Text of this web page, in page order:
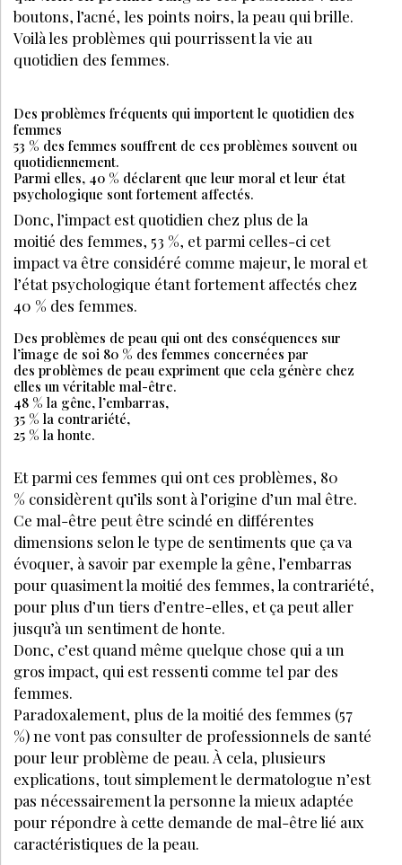
boutons, l’acné, les points noirs, la peau qui brille.
Voilà les problèmes qui pourrissent la vie au
quotidien des femmes.
Des problèmes fréquents qui importent le quotidien des
femmes
53 % des femmes souffrent de ces problèmes souvent ou
quotidiennement.
Parmi elles, 40 % déclarent que leur moral et leur état
psychologique sont fortement affectés.
Donc, l’impact est quotidien chez plus de la
moitié des femmes, 53 %, et parmi celles-ci cet
impact va être considéré comme majeur, le moral et
l’état psychologique étant fortement affectés chez
40 % des femmes.
Des problèmes de peau qui ont des conséquences sur
l’image de soi 80 % des femmes concernées par
des problèmes de peau expriment que cela génère chez
elles un véritable mal-être.
48 % la gêne, l’embarras,
35 % la contrariété,
25 % la honte.
Et parmi ces femmes qui ont ces problèmes, 80
% considèrent qu’ils sont à l’origine d’un mal être.
Ce mal-être peut être scindé en différentes
dimensions selon le type de sentiments que ça va
évoquer, à savoir par exemple la gêne, l’embarras
pour quasiment la moitié des femmes, la contrariété,
pour plus d’un tiers d’entre-elles, et ça peut aller
jusqu’à un sentiment de honte.
Donc, c’est quand même quelque chose qui a un
gros impact, qui est ressenti comme tel par des
femmes.
Paradoxalement, plus de la moitié des femmes (57
%) ne vont pas consulter de professionnels de santé
pour leur problème de peau. À cela, plusieurs
explications, tout simplement le dermatologue n’est
pas nécessairement la personne la mieux adaptée
pour répondre à cette demande de mal-être lié aux
caractéristiques de la peau.